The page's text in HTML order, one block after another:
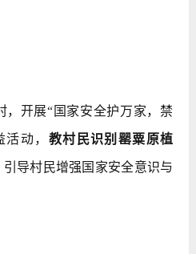
，开展“国家安全护万家，禁
动， 教村民识别罂粟原植
引导村民增强国家安全意识与